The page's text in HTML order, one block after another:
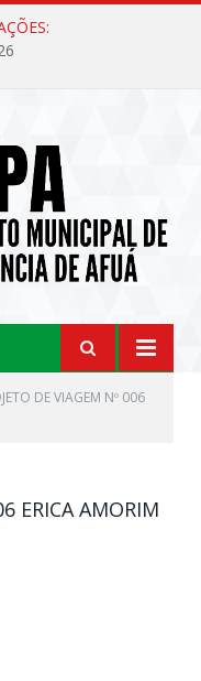
DE VIAGEM Nº 006
ERICA AMORIM